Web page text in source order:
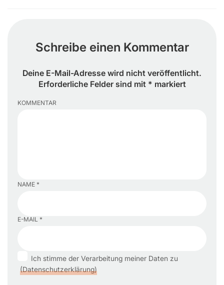
Schreibe einen Kommentar
Deine E-Mail-Adresse wird nicht veröffentlicht.
Erforderliche Felder sind mit * markiert
KOMMENTAR
NAME *
E-MAIL *
Ich stimme der Verarbeitung meiner Daten zu
(Datenschutzerklärung)